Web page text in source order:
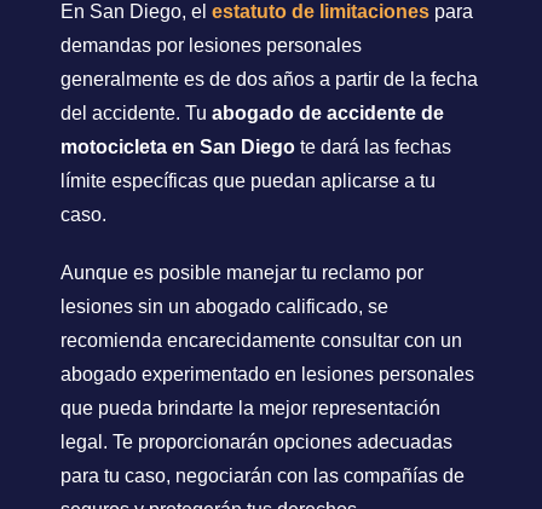
En San Diego, el estatuto de limitaciones para
demandas por lesiones personales
generalmente es de dos años a partir de la fecha
del accidente. Tu abogado de accidente de
motocicleta en San Diego te dará las fechas
límite específicas que puedan aplicarse a tu
caso.
Aunque es posible manejar tu reclamo por
lesiones sin un abogado calificado, se
recomienda encarecidamente consultar con un
abogado experimentado en lesiones personales
que pueda brindarte la mejor representación
legal. Te proporcionarán opciones adecuadas
para tu caso, negociarán con las compañías de